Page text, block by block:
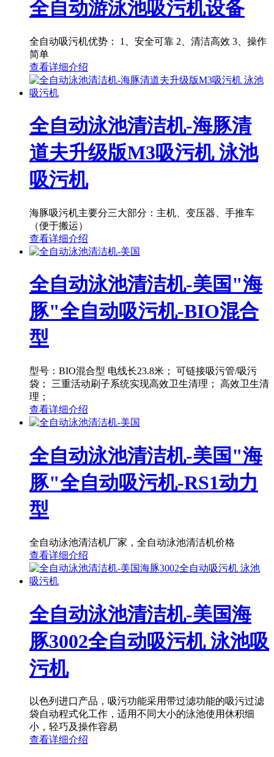
全自动游泳池吸污机设备
全自动吸污机优势： 1、安全可靠 2、清洁高效 3、操作
简单
查看详细介绍
全自动泳池清洁机-海豚清
道夫升级版M3吸污机 泳池
吸污机
海豚吸污机主要分三大部分：主机、变压器、手推车
（便于搬运）
查看详细介绍
全自动泳池清洁机-美国"海
豚"全自动吸污机-BIO混合
型
型号：BIO混合型 电线长23.8米； 可链接吸污管/吸污
袋； 三重活动刷子系统实现高效卫生清理； 高效卫生清
理；
查看详细介绍
全自动泳池清洁机-美国"海
豚"全自动吸污机-RS1动力
型
全自动泳池清洁机厂家，全自动泳池清洁机价格
查看详细介绍
全自动泳池清洁机-美国海
豚3002全自动吸污机 泳池吸
污机
以色列进口产品，吸污功能采用带过滤功能的吸污过滤
袋自动程式化工作，适用不同大小的泳池使用休积细
小，轻巧及操作容易
查看详细介绍